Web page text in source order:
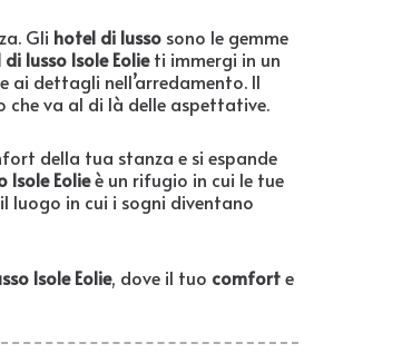
Gli hotel di lusso sono le gemme
lusso Isole Eolieti immergi in un
dettagli nell’arredamento. Il
va al di là delle aspettative.
della tua stanza e si espande
Isole Eolieè un rifugio in cui le tue
luogo in cui i sogni diventano
Isole Eolie, dove il tuo comforte